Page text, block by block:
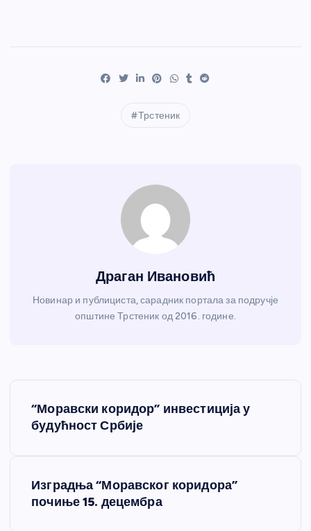
Трстеник
Драган Ивановић
Новинар и публициста, сарадник портала за подручје
општине Трстеник од 2016. године.
“Моравски коридор” инвестиција у
будућност Србије
Изградња “Моравског коридора”
почиње 15. децембра